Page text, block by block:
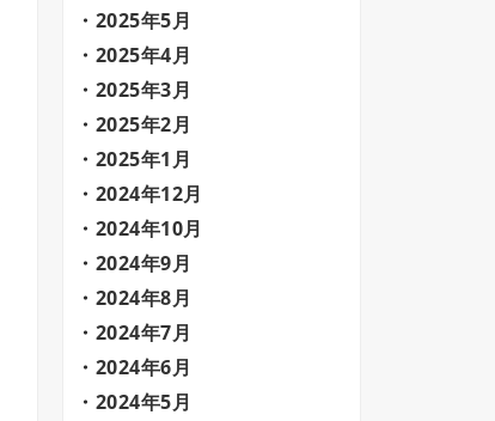
2025年5月
2025年4月
2025年3月
2025年2月
2025年1月
2024年12月
2024年10月
2024年9月
2024年8月
2024年7月
2024年6月
2024年5月